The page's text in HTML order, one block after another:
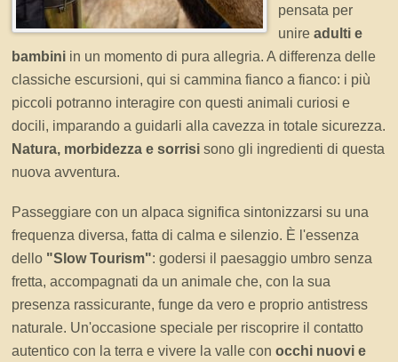
pensata per
unireadulti e
bambini in un momento di pura allegria. A differenza delle
classiche escursioni, qui si cammina fianco a fianco: i più
piccoli potranno interagire con questi animali curiosi e
docili, imparando a guidarli alla cavezza in totale sicurezza.
Natura, morbidezza e sorrisi sono gli ingredienti di questa
nuova avventura.
Passeggiare con un alpaca significa sintonizzarsi su una
frequenza diversa, fatta di calma e silenzio. È l'essenza
dello "Slow Tourism": godersi il paesaggio umbro senza
fretta, accompagnati da un animale che, con la sua
presenza rassicurante, funge da vero e proprio antistress
naturale. Un'occasione speciale per riscoprire il contatto
autentico con la terra e vivere la valle conocchi nuovi e